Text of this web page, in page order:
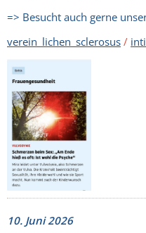
=> Besucht auch gerne
verein_lichen_sclerosus /
10. Juni 2026